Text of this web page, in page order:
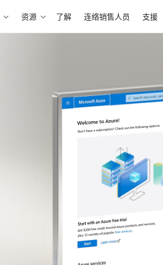
资源 了解 连络销售人员 支援